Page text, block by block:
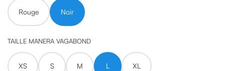
Rouge Noir
TAILLE MANERA VAGABOND
XS S M L XL